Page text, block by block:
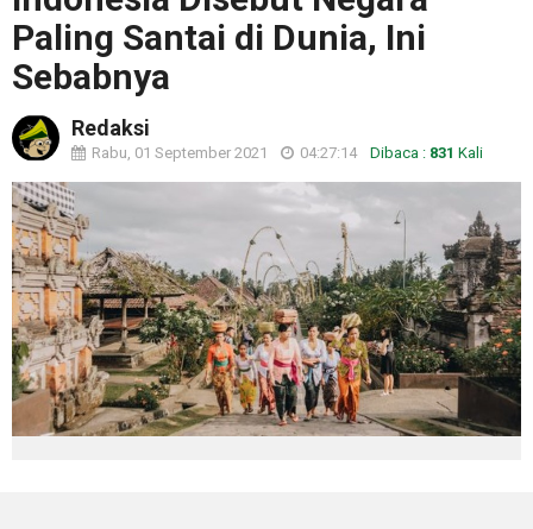
Paling Santai di Dunia, Ini
Sebabnya
Redaksi
Rabu, 01 September 2021 04:27:14 Dibaca : 831 Kali